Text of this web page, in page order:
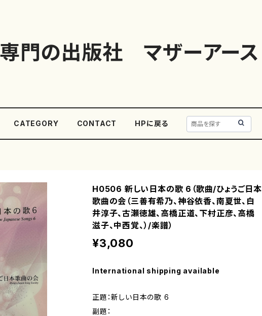
門の出版社 マザーアース
CATEGORY CONTACT HPに戻る
H0506 新しい日本の歌 6（歌曲/ひょうご日本
歌曲の会（三善有希乃、神谷依香、南夏世、白
井淳子、古瀬徳雄、高橋正道、下村正彦、高橋
滋子、中西覚、）/楽譜）
¥3,080
International shipping available
正題：新しい日本の歌 6
副題：